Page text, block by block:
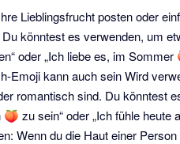
Lieblingsfrucht posten oder
könntest es verwenden, um
oder „Ich liebe es, im
Emoji kann auch sein Wird
romantisch sind. Du könntest
zu sein“ oder „Ich fühle heute
Wenn du die Haut einer